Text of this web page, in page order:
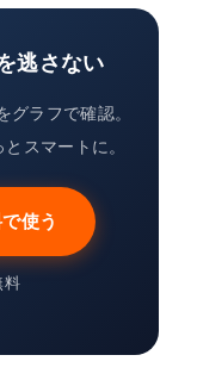
逃さない
ラフで確認。
スマートに。
使う
料